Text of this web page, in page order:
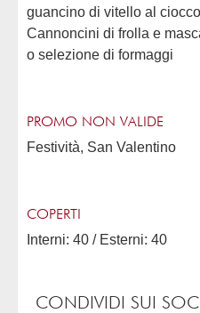
guancino di vitello al
Cannoncini di frolla e
o selezione di formaggi
PROMO NON VALIDE
Festività, San Valentino
COPERTI
Interni: 40 / Esterni: 40
CONDIVIDI SUI